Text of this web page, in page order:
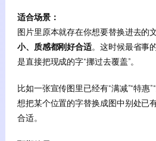
适合场景：
图片里原本就存在你想要替换进去的
小、质感都刚好合适。这时候最省事
是直接把现成的字“挪过去覆盖”。
比如一张宣传图里已经有“满减”“特惠
想把某个位置的字替换成图中别处已
合适。